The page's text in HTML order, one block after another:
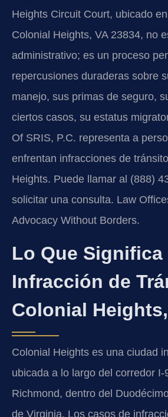
Heights Circuit Court, ubicado
Colonial Heights, VA 23834, no
administrativo; es un proceso
repercusiones duraderas sobre
manejo, sus primas de seguro,
ciertos casos, su estatus
Of SRIS, P.C. representa a
enfrentan infracciones de
Heights. Puede llamar al (888)
solicitar una consulta. Law
Advocacy Without Borders.
Lo Que Significa
Infracción de
Colonial
Colonial Heights es una ciudad
ubicada a lo largo del corredor I-
Richmond, dentro del
de Virginia. Los casos de